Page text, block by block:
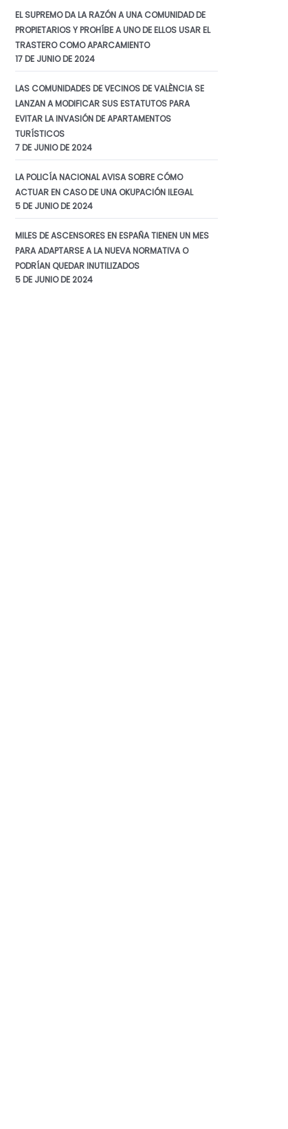
EL SUPREMO DA LA RAZÓN A UNA COMUNIDAD DE
PROPIETARIOS Y PROHÍBE A UNO DE ELLOS USAR EL
TRASTERO COMO APARCAMIENTO
17 DE JUNIO DE 2024
LAS COMUNIDADES DE VECINOS DE VALÈNCIA SE
LANZAN A MODIFICAR SUS ESTATUTOS PARA
EVITAR LA INVASIÓN DE APARTAMENTOS
TURÍSTICOS
7 DE JUNIO DE 2024
LA POLICÍA NACIONAL AVISA SOBRE CÓMO
ACTUAR EN CASO DE UNA OKUPACIÓN ILEGAL
5 DE JUNIO DE 2024
MILES DE ASCENSORES EN ESPAÑA TIENEN UN MES
PARA ADAPTARSE A LA NUEVA NORMATIVA O
PODRÍAN QUEDAR INUTILIZADOS
5 DE JUNIO DE 2024